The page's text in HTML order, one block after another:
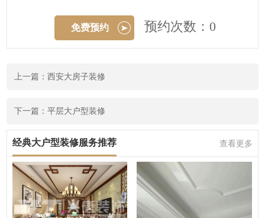
免费预约 预约次数：0
上一篇：西安大房子装修
下一篇：平层大户型装修
经典大户型装修服务推荐 查看更多